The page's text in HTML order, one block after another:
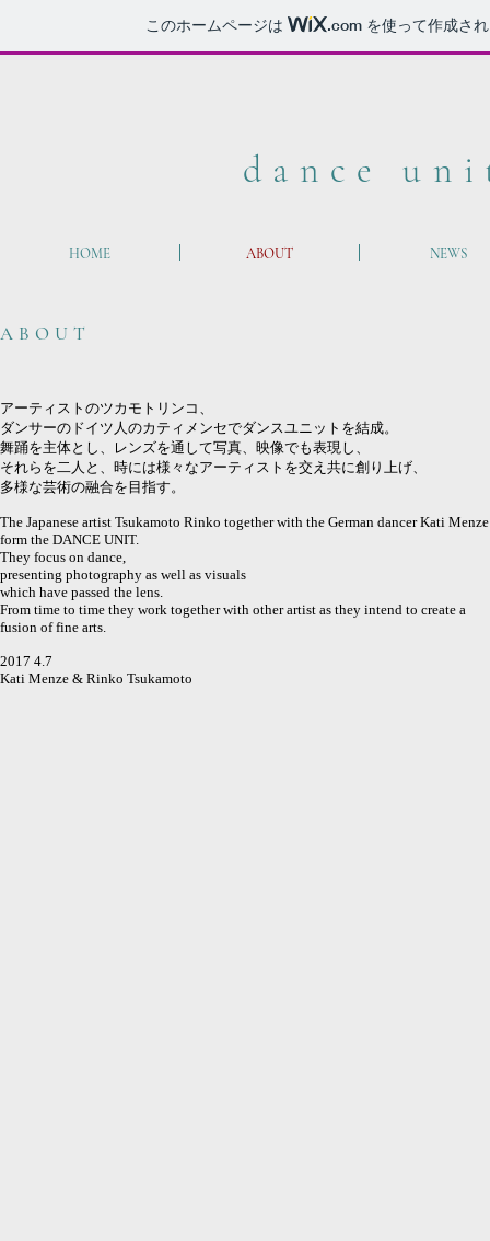
このホームページは .com を使って作成さ
dance
HOME ABOUT NEWS
ABOUT
アーティストのツカモトリンコ、
ダンサーのドイツ人のカティメンセでダンスユニットを結成。
舞踊を主体とし、レンズを通して写真、映像でも表現し、
それらを二人と、時には様々なアーティストを交え共に創り上げ、
多様な芸術の融合を目指す。
The Japanese artist Tsukamoto Rinko together with the German dancer Kati Menze
form the DANCE UNIT.
They focus on dance,
presenting photography as well as visuals
which have passed the lens.
From time to time they work together with other artist as they intend to create a
fusion of fine arts.
2017 4.7
Kati Menze & Rinko Tsukamoto